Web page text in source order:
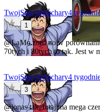
TwojStaryJeSuchary4
1
@LaMo.zordno w
70tych i 80tych to tak. Jest w
TwojStaryJeSuchary4
3
@jonastak, tutaj ma mega